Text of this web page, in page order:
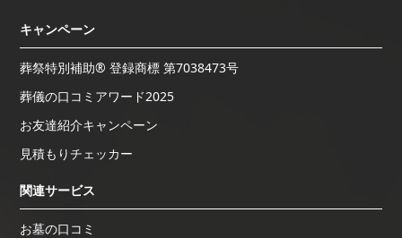
キャンペーン
葬祭特別補助® 登録商標 第7038473号
葬儀の口コミアワード2025
お友達紹介キャンペーン
見積もりチェッカー
関連サービス
お墓の口コミ